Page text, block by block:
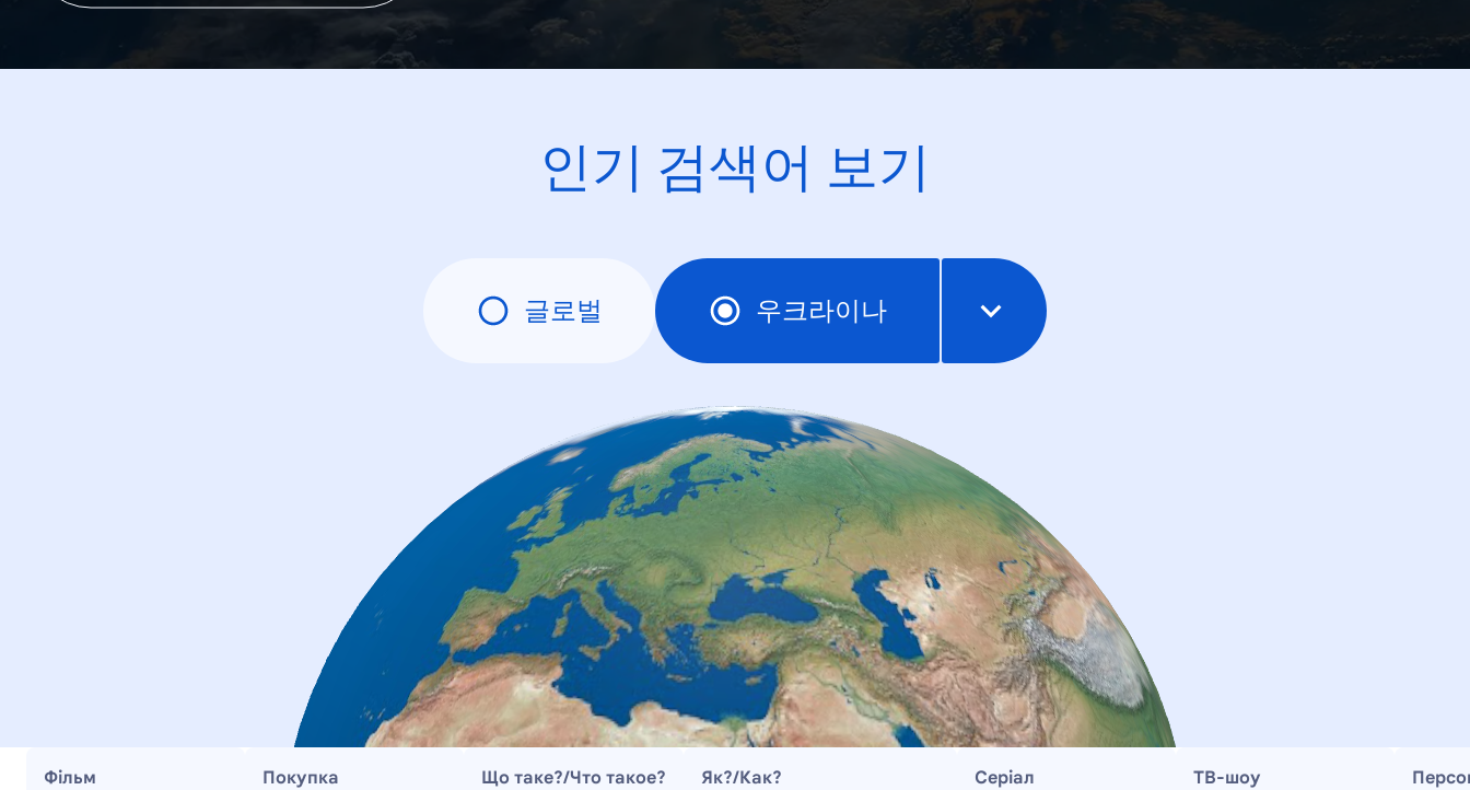
인기 검색어 보기
글로벌 우크라이나
Фільм Покупка Що таке?/Что такое? Як?/Как? Серіал ТВ-шоу